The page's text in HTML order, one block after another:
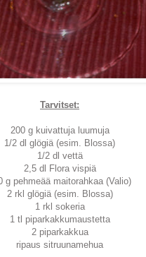
Tarvitset:
200 g kuivattuja luumuja
1/2 dl glögiä (esim. Blossa)
1/2 dl vettä
2,5 dl Flora vispiä
g pehmeää maitorahkaa (Valio)
2 rkl glögiä (esim. Blossa)
1 rkl sokeria
1 tl piparkakkumaustetta
2 piparkakkua
ripaus sitruunamehua